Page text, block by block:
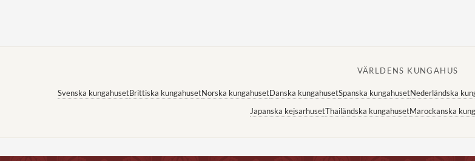
VÄRLDENS KUNGAHUS
Svenska kungahusetBrittiska kungahusetNorska kungahusetDanska kungahusetSpanska kungahusetNederländska
Japanska kejsarhusetThailändska kungahusetMarockanska